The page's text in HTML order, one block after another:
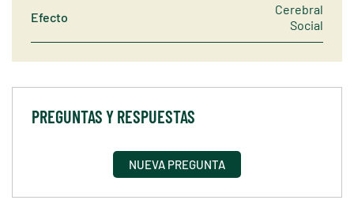
Efecto
Cerebral
Social
PREGUNTAS Y RESPUESTAS
NUEVA PREGUNTA